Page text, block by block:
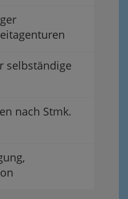
selbständige
nach Stmk.